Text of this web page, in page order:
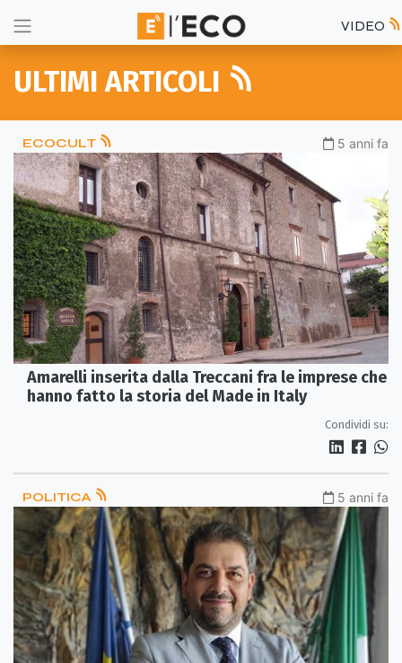
VIDEO
ULTIMI ARTICOLI
ECOCULT 5 anni fa
Amarelli inserita dalla Treccani fra le imprese che
hanno fatto la storia del Made in Italy
Condividi su:
POLITICA 5 anni fa